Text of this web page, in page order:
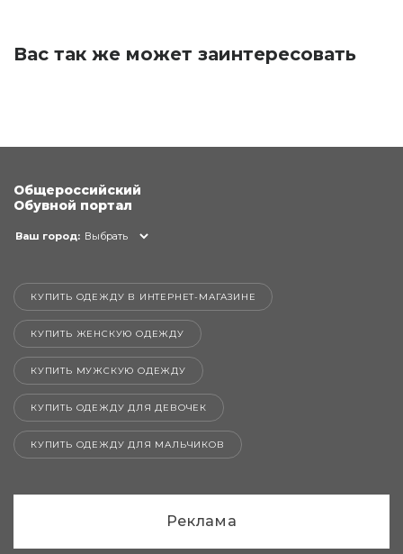
Вас так же может заинтересовать
Общероссийский
Обувной портал
Ваш город: Выбрать
КУПИТЬ ОДЕЖДУ В ИНТЕРНЕТ-МАГАЗИНЕ
КУПИТЬ ЖЕНСКУЮ ОДЕЖДУ
КУПИТЬ МУЖСКУЮ ОДЕЖДУ
КУПИТЬ ОДЕЖДУ ДЛЯ ДЕВОЧЕК
КУПИТЬ ОДЕЖДУ ДЛЯ МАЛЬЧИКОВ
Реклама